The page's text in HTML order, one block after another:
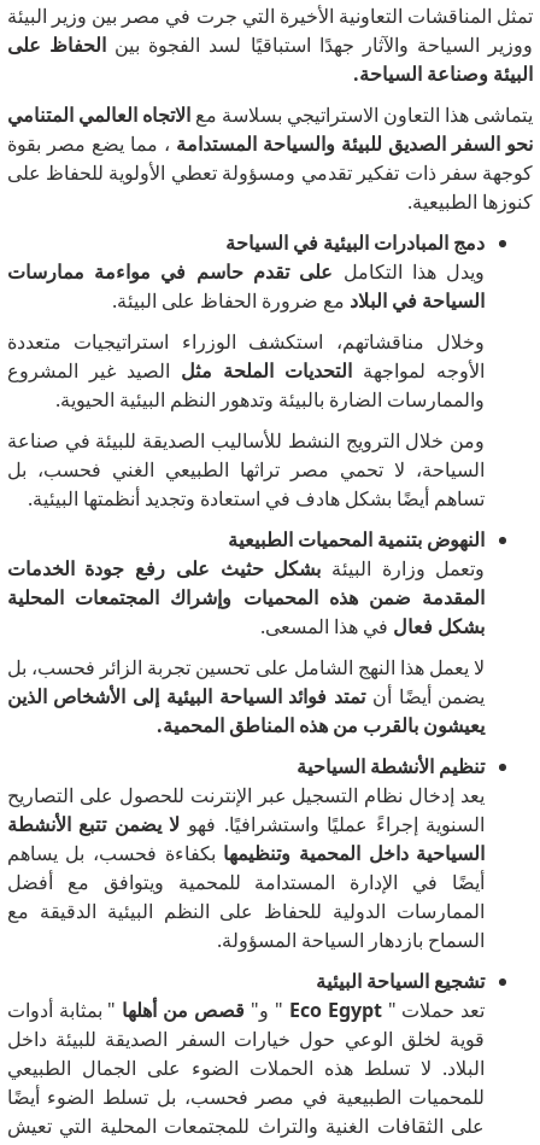
تمثل المناقشات التعاونية الأخيرة التي جرت في مصر بين وزير البيئة
ووزير السياحة والآثار جهدًا استباقيًا لسد الفجوة بينالحفاظ على
البيئة وصناعة السياحة.
يتماشى هذا التعاون الاستراتيجي بسلاسة معالاتجاه العالمي المتنامي
نحو السفر الصديق للبيئة والسياحة المستدامة ، مما يضع مصر بقوة
كوجهة سفر ذات تفكير تقدمي ومسؤولة تعطي الأولوية للحفاظ على
كنوزها الطبيعية.
دمج المبادرات البيئية في السياحة
ويدل هذا التكامل على تقدم حاسم في مواءمة ممارسات
السياحة في البلاد مع ضرورة الحفاظ على البيئة.
وخلال مناقشاتهم، استكشف الوزراء استراتيجيات متعددة
الأوجه لمواجهة التحديات الملحة مثل الصيد غير المشروع
والممارسات الضارة بالبيئة وتدهور النظم البيئية الحيوية.
ومن خلال الترويج النشط للأساليب الصديقة للبيئة في صناعة
السياحة، لا تحمي مصر تراثها الطبيعي الغني فحسب، بل
تساهم أيضًا بشكل هادف في استعادة وتجديد أنظمتها البيئية.
النهوض بتنمية المحميات الطبيعية
وتعمل وزارة البيئة بشكل حثيث على رفع جودة الخدمات
المقدمة ضمن هذه المحميات وإشراك المجتمعات المحلية
بشكل فعال في هذا المسعى.
لا يعمل هذا النهج الشامل على تحسين تجربة الزائر فحسب، بل
يضمن أيضًا أنتمتد فوائد السياحة البيئية إلى الأشخاص الذين
يعيشون بالقرب من هذه المناطق المحمية.
تنظيم الأنشطة السياحية
يعد إدخال نظام التسجيل عبر الإنترنت للحصول على التصاريح
السنوية إجراءً عمليًا واستشرافيًا. فهو لا يضمن تتبع الأنشطة
السياحية داخل المحمية وتنظيمها بكفاءة فحسب، بل يساهم
أيضًا في الإدارة المستدامة للمحمية ويتوافق مع أفضل
الممارسات الدولية للحفاظ على النظم البيئية الدقيقة مع
السماح بازدهار السياحة المسؤولة.
تشجيع السياحة البيئية
تعد حملات "Eco Egypt " و" قصص من أهلها " بمثابة أدوات
قوية لخلق الوعي حول خيارات السفر الصديقة للبيئة داخل
البلاد. لا تسلط هذه الحملات الضوء على الجمال الطبيعي
للمحميات الطبيعية في مصر فحسب، بل تسلط الضوء أيضًا
على الثقافات الغنية والتراث للمجتمعات المحلية التي تعيش